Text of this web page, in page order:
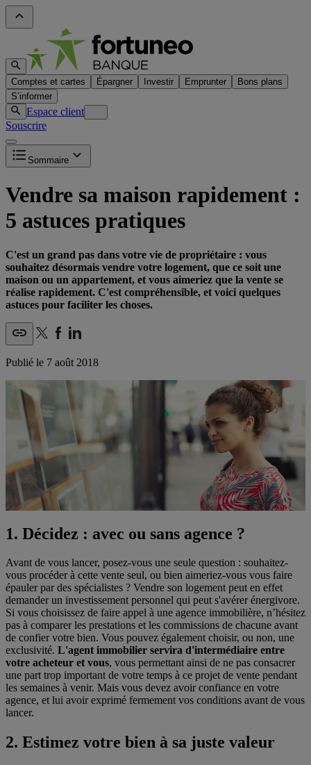
Comptes et cartes Épargner Investir Emprunter
Bons plans
S’informer
Espace client
Souscrire
Sommaire
Vendre sa maison rapidement :
5 astuces pratiques
C'est un grand pas dans votre vie de propriétaire : vous
souhaitez désormais vendre votre logement, que ce soit une
maison ou un appartement, et vous aimeriez que la vente se
réalise rapidement. C'est compréhensible, et voici quelques
astuces pour faciliter les choses.
Publié le 7 août 2018
1. Décidez : avec ou sans agence ?
Avant de vous lancer, posez-vous une seule question : souhaitez-
vous procéder à cette vente seul, ou bien aimeriez-vous vous faire
épauler par des spécialistes ? Vendre son logement peut en effet
demander un investissement personnel qui peut s'avérer énergivore.
Si vous choisissez de faire appel à une agence immobilière, n’hésitez
pas à comparer les prestations et les commissions de chacune avant
de confier votre bien. Vous pouvez également choisir, ou non, une
exclusivité. L'agent immobilier servira d'intermédiaire entre
votre acheteur et vous, vous permettant ainsi de ne pas consacrer
une part trop important de votre temps à ce projet de vente pendant
les semaines à venir. Mais vous devez avoir confiance en votre
agence, et lui avoir exprimé fermement vos conditions avant de vous
lancer.
2. Estimez votre bien à sa juste valeur